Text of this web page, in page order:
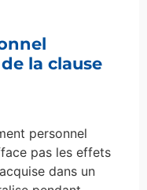
la clause
personnel
pas les effets
dans un